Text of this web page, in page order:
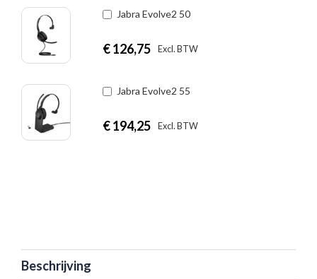
Jabra Evolve2 50
€126,75 Excl. BTW
Jabra Evolve2 55
€194,25 Excl. BTW
Beschrijving